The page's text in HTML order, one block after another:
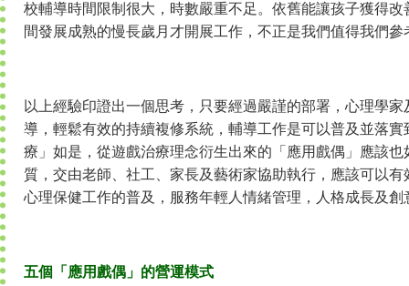
校輔導時間限制很大，時數嚴重不足。依舊能讓孩子獲得
間發展成熟的慢長歲月才開展工作，不正是我們值得我們參
以上經驗印證出一個思考，只要經過嚴謹的部署，心理學
導，輕鬆有效的持續複修系統，輔導工作是可以普及並落
療」如是，從遊戲治療理念衍生出來的「應用戲偶」應該
質，交由老師、社工、家長及藝術家協助執行，應該可以
心理保健工作的普及，服務年輕人情緒管理，人格成長及創
五個「應用戲偶」的營運模式